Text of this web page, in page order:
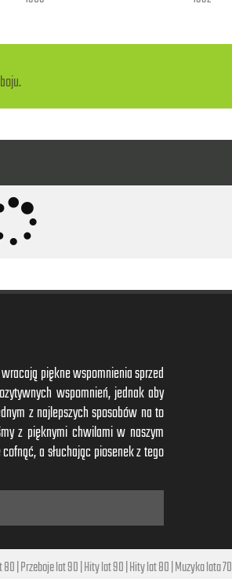
piękne wspomnienia sprzed
wspomnień, jednak aby
z najlepszych sposobów na to
z pięknymi chwilami w naszym
a słuchając piosenek z tego
80|Przeboje lat 90|Hity lat 90|Hity lat 80|Muzyka lata 70